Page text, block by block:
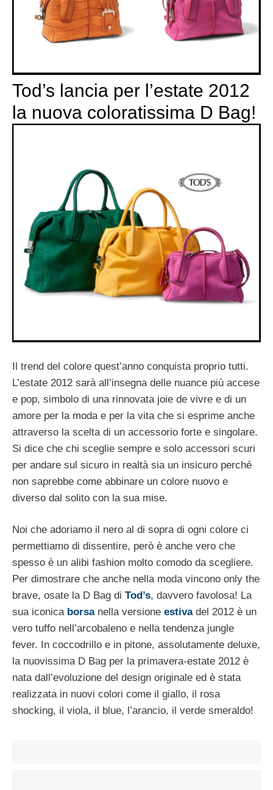
Tod’s lancia per l’estate 2012
la nuova coloratissima D Bag!
Il trend del colore quest’anno conquista proprio tutti.
L’estate 2012 sarà all’insegna delle nuance più accese
e pop, simbolo di una rinnovata joie de vivre e di un
amore per la moda e per la vita che si esprime anche
attraverso la scelta di un accessorio forte e singolare.
Si dice che chi sceglie sempre e solo accessori scuri
per andare sul sicuro in realtà sia un insicuro perché
non saprebbe come abbinare un colore nuovo e
diverso dal solito con la sua mise.
Noi che adoriamo il nero al di sopra di ogni colore ci
permettiamo di dissentire, però è anche vero che
spesso è un alibi fashion molto comodo da scegliere.
Per dimostrare che anche nella moda vincono only the
brave, osate la D Bag di Tod’s, davvero favolosa! La
sua iconica borsanella versione estivadel 2012 è un
vero tuffo nell’arcobaleno e nella tendenza jungle
fever. In coccodrillo e in pitone, assolutamente deluxe,
la nuovissima D Bag per la primavera-estate 2012 è
nata dall’evoluzione del design originale ed è stata
realizzata in nuovi colori come il giallo, il rosa
shocking, il viola, il blue, l’arancio, il verde smeraldo!